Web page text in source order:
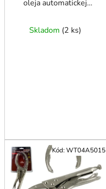
oleja automatickej
Benz 1220 mm
Skladom (2 ks)
Kód:WT04A5015